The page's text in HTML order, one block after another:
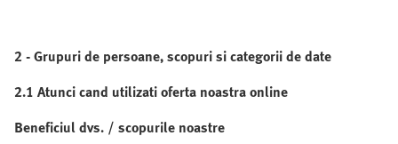
2 - Grupuri de persoane, scopuri si categorii de date
2.1 Atunci cand utilizati oferta noastra online
Beneficiul dvs. / scopurile noastre